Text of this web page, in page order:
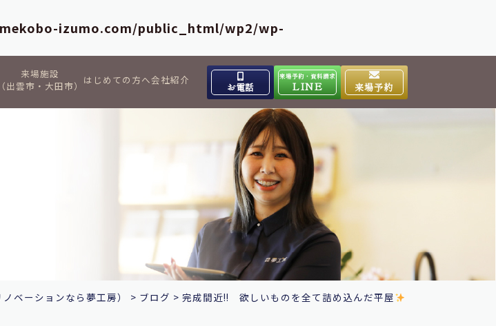
izumo.com/public_html/wp2/wp-
来場施設
（出雲市・大田市） はじめての方へ会社紹介
お電話
出雲高岡体感ギャラリー
0853-31-4133
9:00～17:00
水曜日
大田ショールーム
0854-86-8640
9:00～17:00
定休日 日曜日
来場予約・資料請求
LINE 来場予約
ノベーションなら夢工房） > ブログ > 完成間近!! 欲しいものを全て詰め込んだ平屋